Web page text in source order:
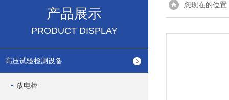
产品展示
PRODUCT DISPLAY
高压试验检测设备
放电棒
您现在的位置